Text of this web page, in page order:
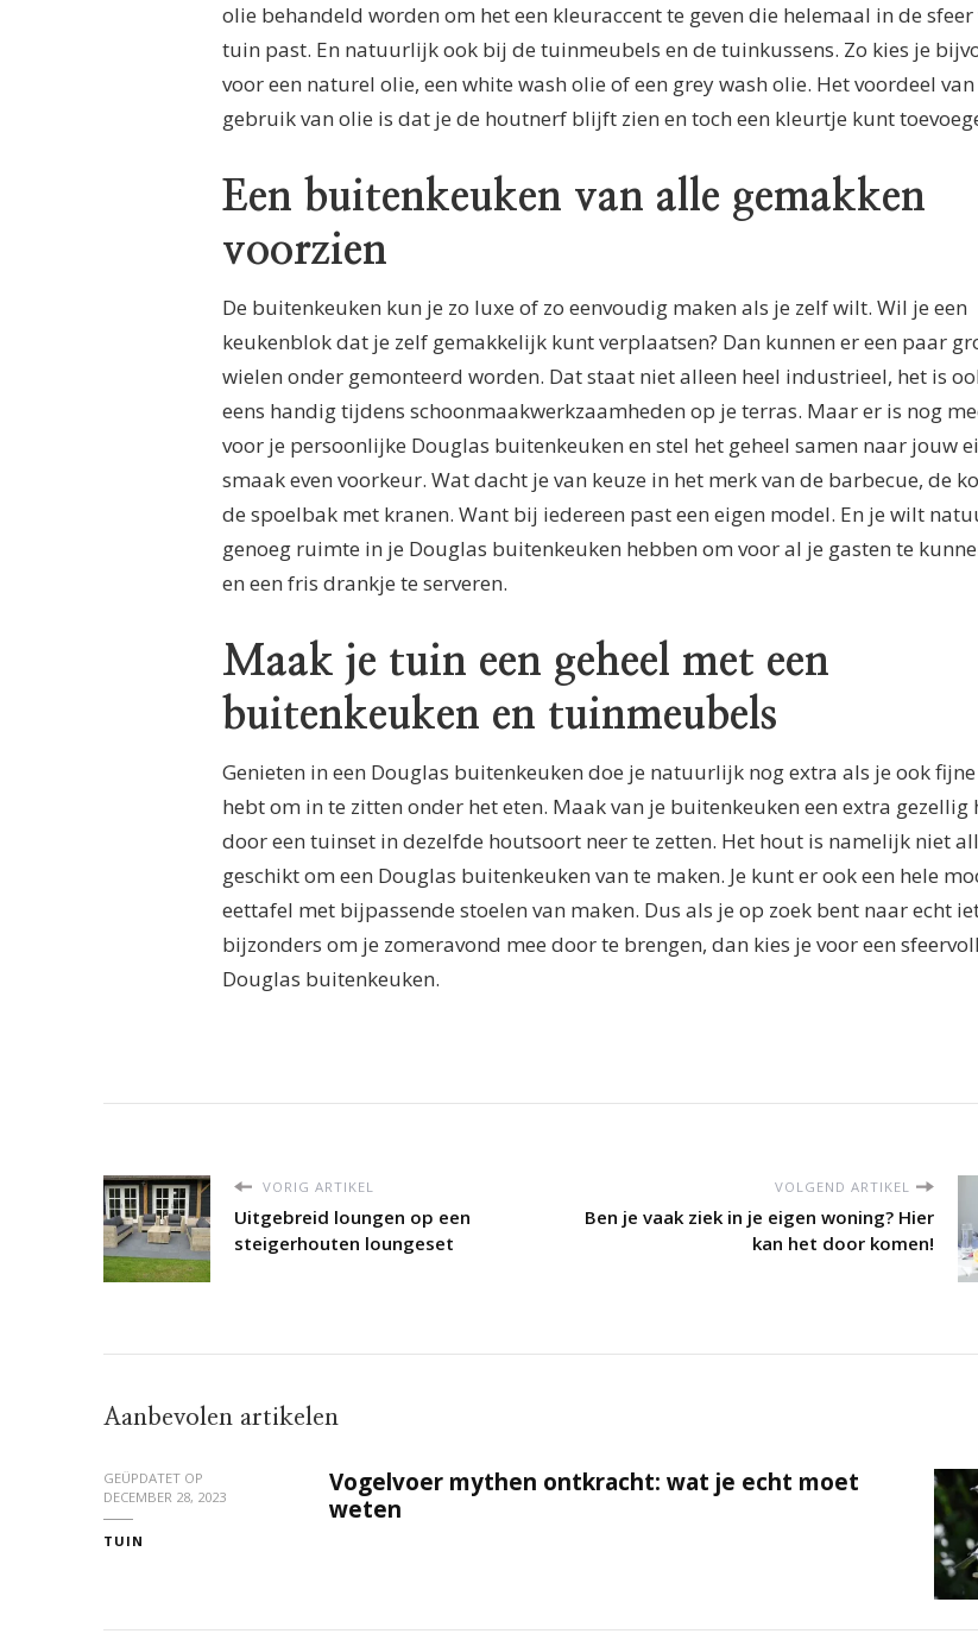
olie behandeld worden om het een kleuraccent te geven die helemaal in de
tuin past. En natuurlijk ook bij de tuinmeubels en de tuinkussens. Zo kies je
voor een naturel olie, een white wash olie of een grey wash olie. Het voordeel
gebruik van olie is dat je de houtnerf blijft zien en toch een kleurtje kunt
Een buitenkeuken van alle gemakken
voorzien
De buitenkeuken kun je zo luxe of zo eenvoudig maken als je zelf wilt. Wil je een
keukenblok dat je zelf gemakkelijk kunt verplaatsen? Dan kunnen er een paar
wielen onder gemonteerd worden. Dat staat niet alleen heel industrieel, het is
eens handig tijdens schoonmaakwerkzaamheden op je terras. Maar er is nog
voor je persoonlijke Douglas buitenkeuken en stel het geheel samen naar jouw
smaak even voorkeur. Wat dacht je van keuze in het merk van de barbecue, de
de spoelbak met kranen. Want bij iedereen past een eigen model. En je wilt
genoeg ruimte in je Douglas buitenkeuken hebben om voor al je gasten te
en een fris drankje te serveren.
Maak je tuin een geheel met een
buitenkeuken en tuinmeubels
Genieten in een Douglas buitenkeuken doe je natuurlijk nog extra als je ook
hebt om in te zitten onder het eten. Maak van je buitenkeuken een extra gezellig
door een tuinset in dezelfde houtsoort neer te zetten. Het hout is namelijk niet
geschikt om een Douglas buitenkeuken van te maken. Je kunt er ook een hele
eettafel met bijpassende stoelen van maken. Dus als je op zoek bent naar echt
bijzonders om je zomeravond mee door te brengen, dan kies je voor een
Douglas buitenkeuken.
VORIG ARTIKEL
Uitgebreid loungen op een
steigerhouten loungeset
VOLGEND ARTIKEL
Ben je vaak ziek in je eigen woning? Hier
kan het door komen!
Aanbevolen artikelen
GEÜPDATET OP
DECEMBER 28, 2023
TUIN
Vogelvoer mythen ontkracht: wat je echt moet
weten